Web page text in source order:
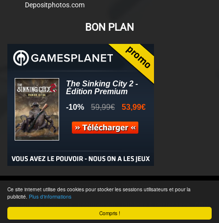
Compris !
Ce site internet utilise des cookies pour stocker les sessions utilisateurs et pour la
publicité. Plus d'informations
Depositphotos.com
BON PLAN